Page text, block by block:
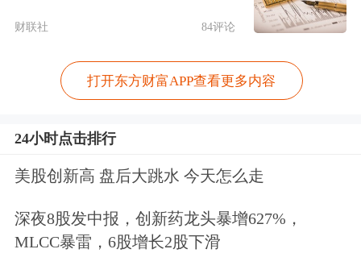
监管、科技监管等方式，以风险和问题
面从严监管。
延伸检查中介机构执业质量，对公司债
财联社 84评论
打开东方财富APP查看更多内容
24小时点击排行
美股创新高 盘后大跳水 今天怎么走
深夜8股发中报，创新药龙头暴增627%，
MLCC暴雷，6股增长2股下滑